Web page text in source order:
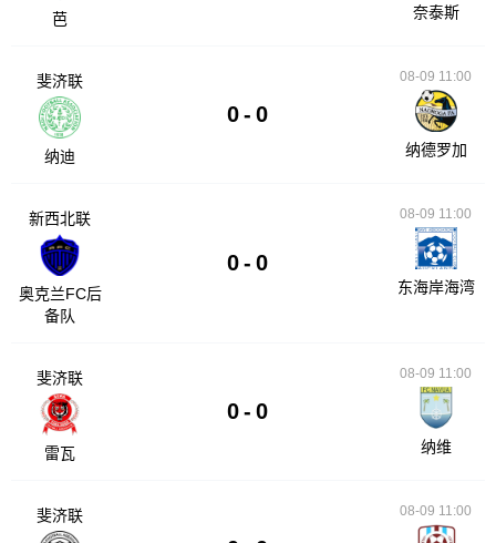
芭 奈泰斯
斐济联
纳迪
0 - 0
08-09 11:00
纳德罗加
新西北联
奥克兰FC后
备队
0 - 0
08-09 11:00
东海岸海湾
斐济联
雷瓦
0 - 0
08-09 11:00
纳维
斐济联 08-09 11:00